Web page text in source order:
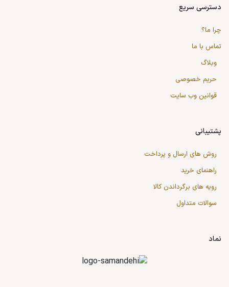
دسترسی سریع
چرا ما؟
تماس با ما
وبلاگ
حریم خصوصی
قوانین وب سایت
پشتیبانی
روش های ارسال و پرداخت
راهنمای خرید
رویه های برگرداندن کالا
سوالات متداول
نماد